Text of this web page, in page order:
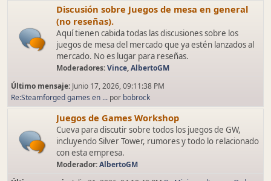
Discusión sobre Juegos de mesa en general
(no reseñas).
Aquí tienen cabida todas las discusiones sobre los
juegos de mesa del mercado que ya estén lanzados al
mercado. No es lugar para reseñas.
Moderadores:Vince,AlbertoGM
Último mensaje: Junio 17, 2026, 09:11:38 PM
Re:Steamforged games en ... por bobrock
Juegos de Games Workshop
Cueva para discutir sobre todos los juegos de GW,
incluyendo Silver Tower, rumores y todo lo relacionado
con esta empresa.
Moderador:AlbertoGM